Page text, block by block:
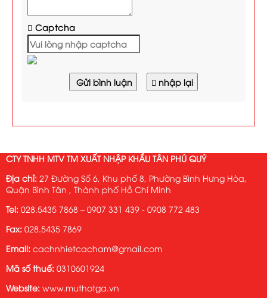
Captcha
Gửi bình luận nhập lại
CTY TNHH MTV TM XUẤT NHẬP KHẨU TÂN PHÚ QUÝ
Địa chỉ: 27 Đường Số 6, Khu phố 8, Phường Bình Hưng Hòa,
Quận Bình Tân , Thành phố Hồ Chí Minh
Tel: 028.5435 7868 – 0907 331 439 - 0908 772 483
Fax: 028.5435 7869
Email: cachnhietcacham@gmail.com
Mã số thuế: 0310601924
Website: www.muthotga.vn